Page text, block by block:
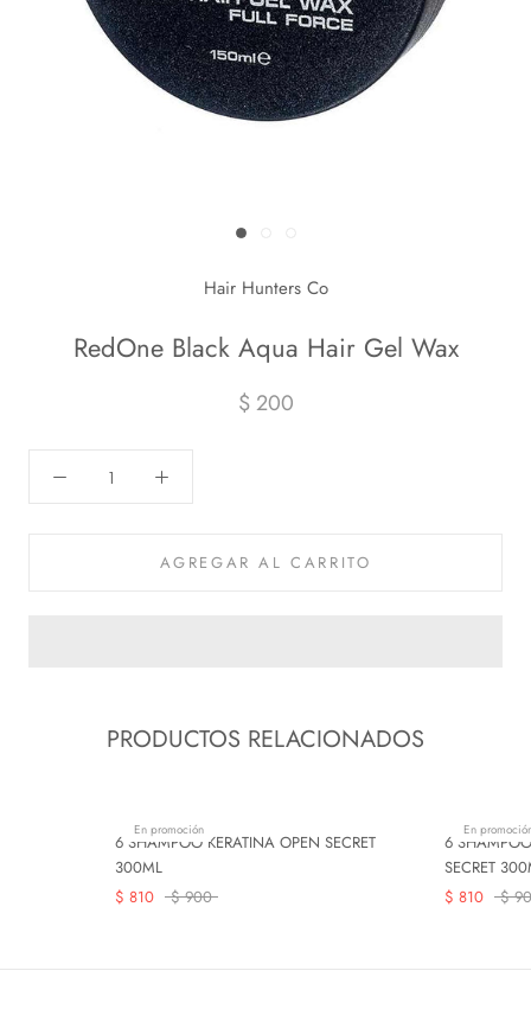
Hair Hunters Co
RedOne Black Aqua Hair Gel Wax
$ 200
AGREGAR AL CARRITO
PRODUCTOS RELACIONADOS
En promoción
6 SHAMPOO KERATINA OPEN SECRET
300ML
$ 810
$ 900
En
6
SECRET
$ 810
$